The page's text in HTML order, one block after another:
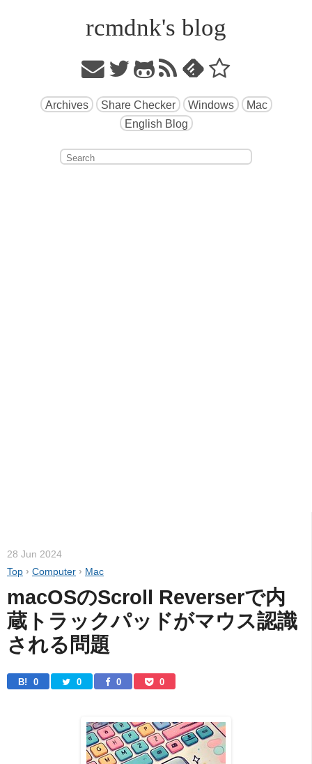
rcmdnk's blog
Archives Share Checker Windows
Mac
English Blog
28 Jun 2024
Top › Computer › Mac
macOSのScroll Reverserで内
蔵トラックパッドがマウス認識
される問題
B! 0 0 0 0